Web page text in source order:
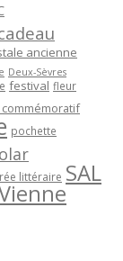
ancienne
Deux-Sèvres
festival fleur
pochette
littéraire SAL